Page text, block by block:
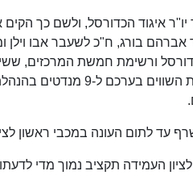
יו"ר איגוד הכדורסל, ולשם כך
אברהם בורג, ח"כ לשעבר אבו
ורשימת חמשת המרכזים,
מכבי ראשון לציון העמידה תקציב